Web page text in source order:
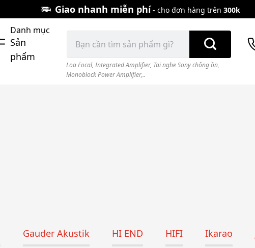
Giao nhanh miễn phí- cho đơn hàng trên 300k
Danh mục
Sản
phẩm
kiếm:
Loa Focal, Integrated Amplifier, Tai nghe Sony chống ồn,
Monoblock Power Amplifier,..
Gauder Akustik HI END HIFI Ikarao